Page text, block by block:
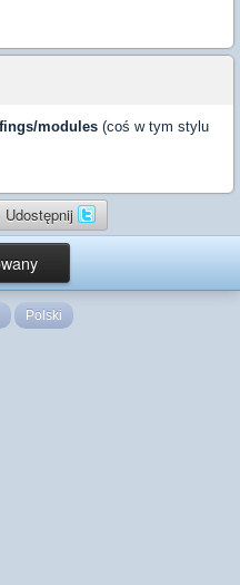
modules (coś w tym stylu
Udostępnij
Polski